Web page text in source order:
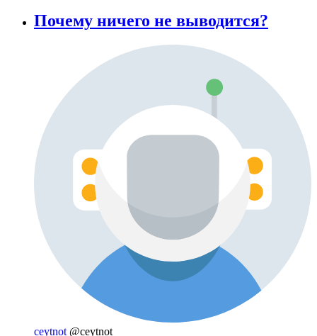
Почему ничего не выводится?
ceytnot @ceytnot